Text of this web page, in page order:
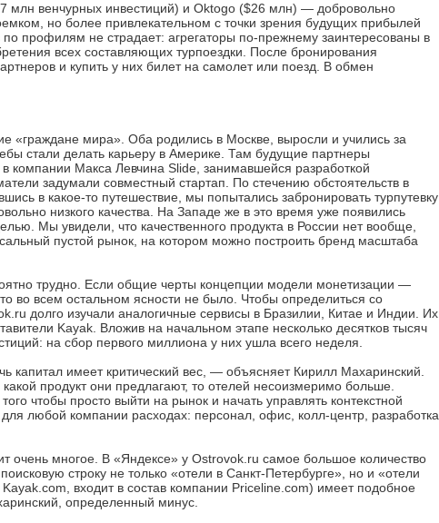
млн венчурных инвестиций) и Oktogo ($26 млн) — добровольно
но более привлекательном с точки зрения будущих прибылей
по профилям не страдает: агрегаторы по-прежнему заинтересованы в
всех составляющих турпоездки. После бронирования
и купить у них билет на самолет или поезд. В обмен
«граждане мира». Оба родились в Москве, выросли и учились за
стали делать карьеру в Америке. Там будущие партнеры
Макса Левчина Slide, занимавшейся разработкой
задумали совместный стартап. По стечению обстоятельств в
в какое-то путешествие, мы попытались забронировать турпутевку
низкого качества. На Западе же в это время уже появились
Мы увидели, что качественного продукта в России нет вообще,
пустой рынок, на котором можно построить бренд масштаба
трудно. Если общие черты концепции модели монетизации —
во всем остальном ясности не было. Чтобы определиться со
долго изучали аналогичные сервисы в Бразилии, Китае и Индии. Их
Kayak. Вложив на начальном этапе несколько десятков тысяч
на сбор первого миллиона у них ушла всего неделя.
имеет критический вес, — объясняет Кирилл Махаринский.
продукт они предлагают, то отелей несоизмеримо больше.
чтобы просто выйти на рынок и начать управлять контекстной
любой компании расходах: персонал, офис, колл-центр, разработка
очень многое. В «Яндексе» у Ostrovok.ru самое большое количество
строку не только «отели в Санкт-Петербурге», но и «отели
входит в состав компании Priceline.com) имеет подобное
определенный минус.